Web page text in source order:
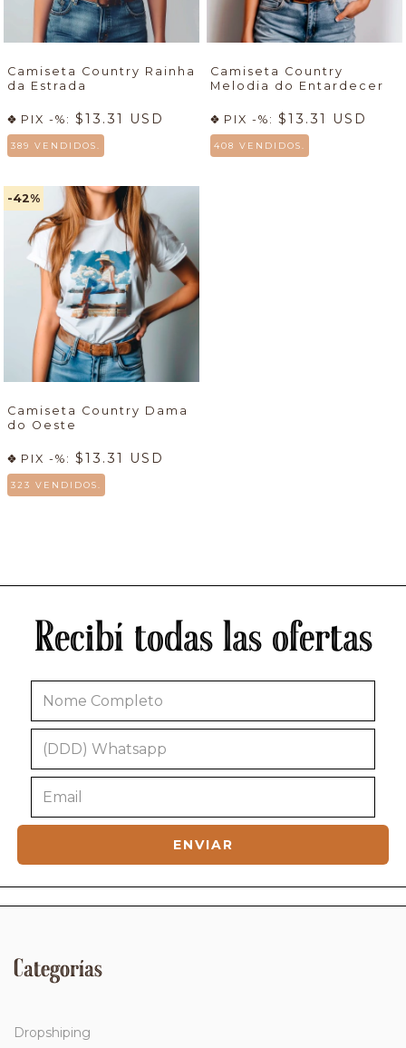
Camiseta Country Rainha
da Estrada
PIX -%: $13.31 USD
389 VENDIDOS.
Camiseta Country
Melodia do Entardecer
PIX -%: $13.31 USD
408 VENDIDOS.
-42%
Camiseta Country Dama
do Oeste
PIX -%: $13.31 USD
323 VENDIDOS.
Recibí todas las ofertas
Categorías
Dropshiping